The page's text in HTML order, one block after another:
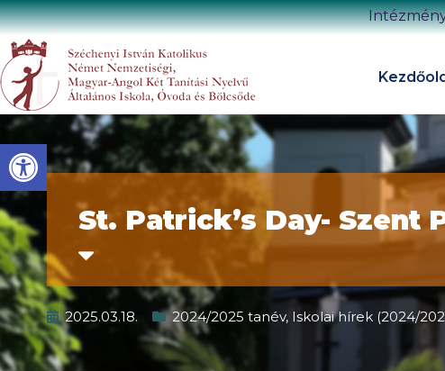
Eszköztár megnyitása
St. Patrick’s Day- Szent
2025.03.18. 2024/2025 tanév, Iskolai hírek (2024/